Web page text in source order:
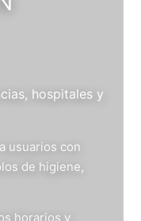
hospitales y
usuarios con
de higiene,
horarios y